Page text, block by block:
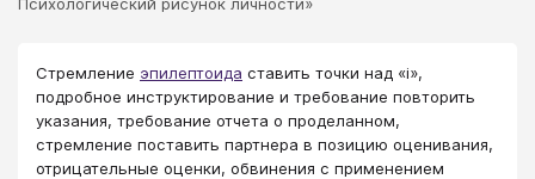
Стремление эпилептоида ставить точки над «i»,
подробное инструктирование и требование повторить
указания, требование отчета о проделанном,
стремление поставить партнера в позицию оценивания,
отрицательные оценки, обвинения с применением